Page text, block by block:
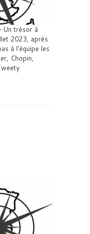
Un trésor à
2023, après
à l'équipe les
Chopin,